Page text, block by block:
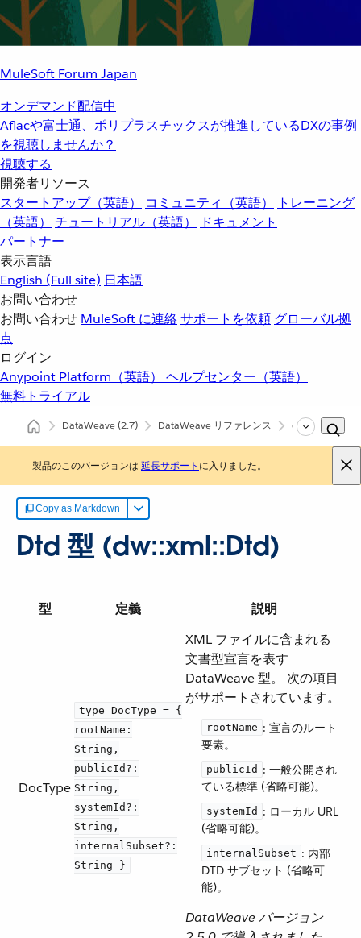
MuleSoft Forum Japan
オンデマンド配信中
Aflacや富士通、ポリプラスチックスが推進しているDXの事例
を視聴しませんか？
視聴する
開発者リソース
スタートアップ（英語）
コミュニティ（英語）
トレーニング
（英語）
チュートリアル（英語）
ドキュメント
パートナー
表示言語
English (Full site) 日本語
お問い合わせ
お問い合わせ MuleSoft に連絡サポートを依頼 グローバル拠
点
ログイン
Anypoint Platform（英語） ヘルプセンター（英語）
無料トライアル
DataWeave(2.7) DataWeave リファレンス dw::xml::Dtd
製品のこのバージョンは 延長サポート に入りました。
Copy as Markdown
Dtd 型 (dw::xml::Dtd)
型 定義 説明
DocType
type DocType = {
rootName:
String,
publicId?:
String,
systemId?:
String,
internalSubset?:
String }
XML ファイルに含まれる
文書型宣言を表す
DataWeave 型。 次の項目
がサポートされています。
rootName ​: 宣言のルート
要素。
publicId ​: 一般公開され
ている標準 (省略可能)。
systemId ​: ローカル URL
(省略可能)。
internalSubset ​: 内部
DTD サブセット (省略可
能)。
DataWeave バージョン